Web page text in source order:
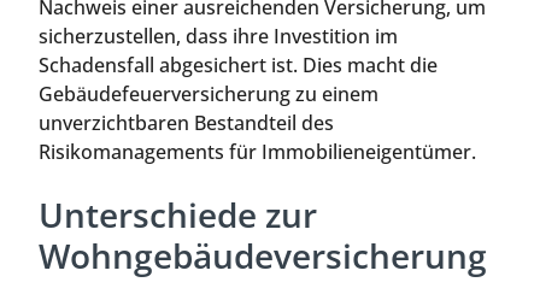
Nachweis einer ausreichenden Versicherung, um
sicherzustellen, dass ihre Investition im
Schadensfall abgesichert ist. Dies macht die
Gebäudefeuerversicherung zu einem
unverzichtbaren Bestandteil des
Risikomanagements für Immobilieneigentümer.
Unterschiede zur
Wohngebäudeversicherung